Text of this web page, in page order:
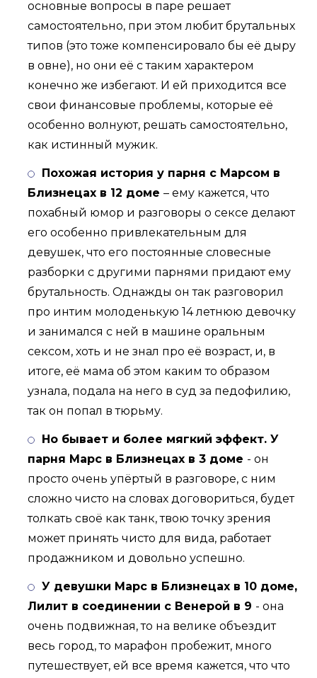
основные вопросы в паре решает
самостоятельно, при этом любит брутальных
типов (это тоже компенсировало бы её дыру
в овне), но они её с таким характером
конечно же избегают. И ей приходится все
свои финансовые проблемы, которые её
особенно волнуют, решать самостоятельно,
как истинный мужик.
Похожая история у парня с Марсом в
Близнецах в 12 доме – ему кажется, что
похабный юмор и разговоры о сексе делают
его особенно привлекательным для
девушек, что его постоянные словесные
разборки с другими парнями придают ему
брутальность. Однажды он так разговорил
про интим молоденькую 14 летнюю девочку
и занимался с ней в машине оральным
сексом, хоть и не знал про её возраст, и, в
итоге, её мама об этом каким то образом
узнала, подала на него в суд за педофилию,
так он попал в тюрьму.
Но бывает и более мягкий эффект. У
парня Марс в Близнецах в 3 доме - он
просто очень упёртый в разговоре, с ним
сложно чисто на словах договориться, будет
толкать своё как танк, твою точку зрения
может принять чисто для вида, работает
продажником и довольно успешно.
У девушки Марс в Близнецах в 10 доме,
Лилит в соединении с Венерой в 9 - она
очень подвижная, то на велике объездит
весь город, то марафон пробежит, много
путешествует, ей все время кажется, что что